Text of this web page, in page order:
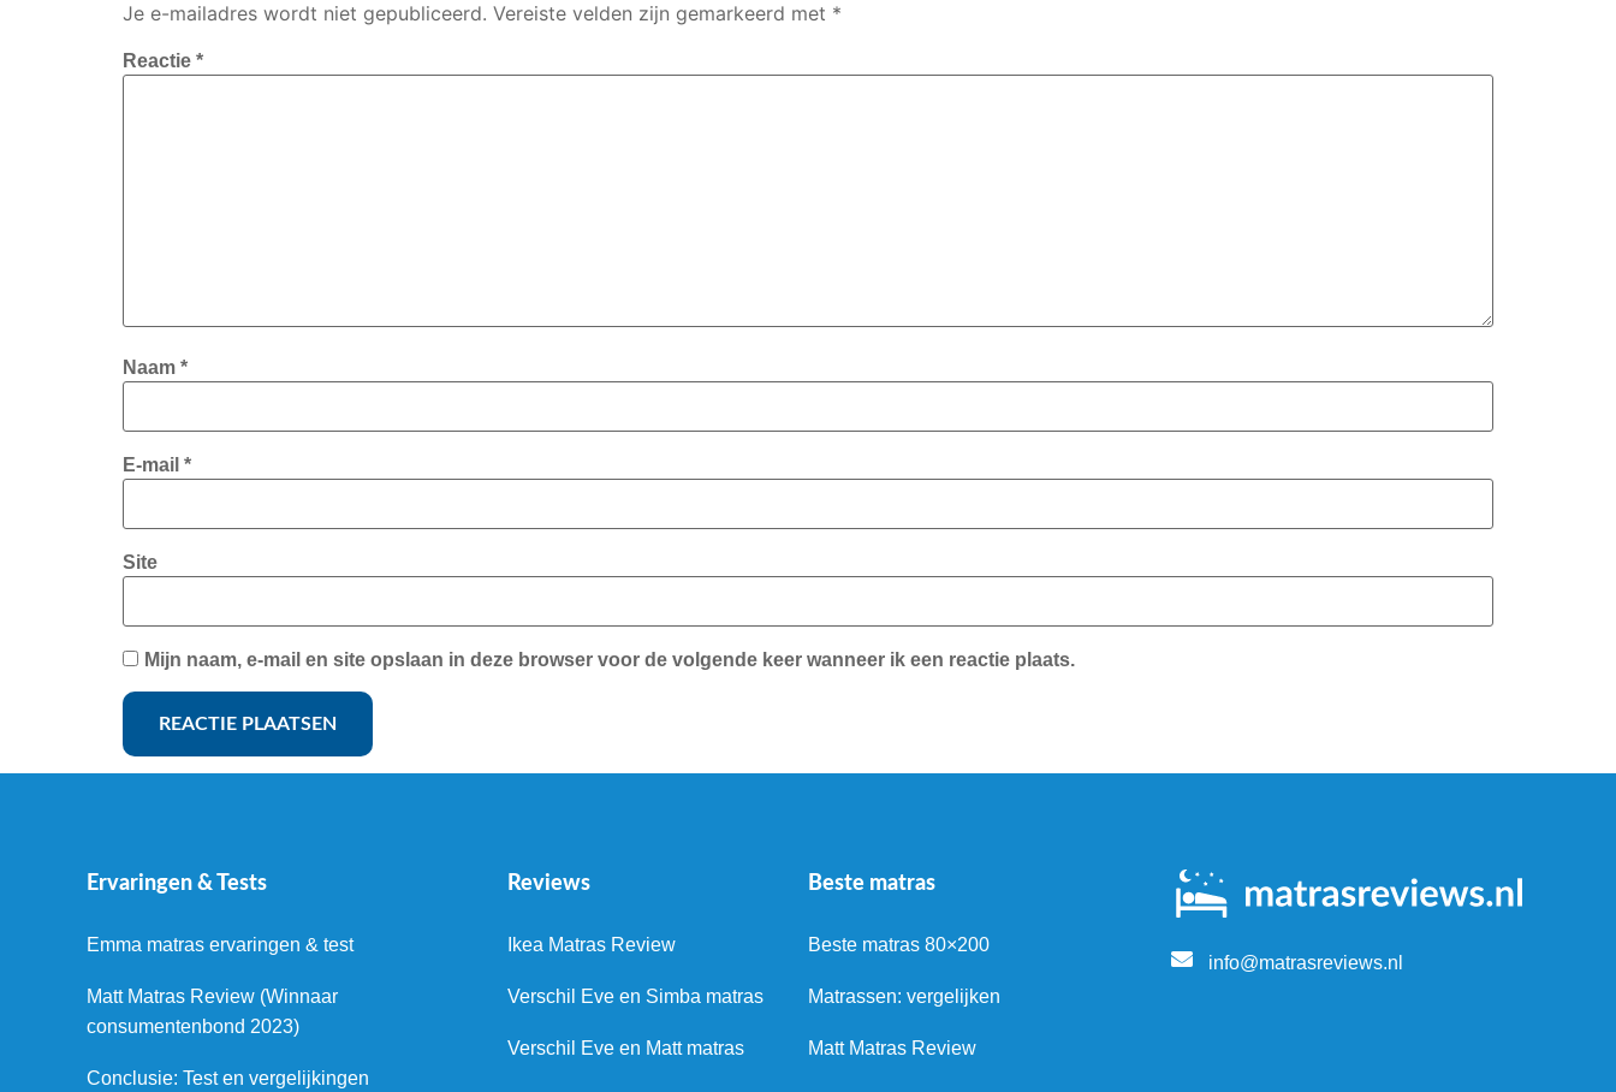
Je e-mailadres wordt niet gepubliceerd. Vereiste velden zijn gemarkeerd met *
Reactie *
Naam *
E-mail *
Site
Mijn naam, e-mail en site opslaan in deze browser voor de volgende keer wanneer ik een reactie plaats.
Ervaringen & Tests
Emma matras ervaringen & test
Matt Matras Review (Winnaar
consumentenbond 2023)
Conclusie: Test en vergelijkingen
Reviews
Ikea Matras Review
Verschil Eve en Simba matras
Verschil Eve en Matt matras
Beste matras
Beste matras 80×200
Matrassen: vergelijken
Matt Matras Review
info@matrasreviews.nl